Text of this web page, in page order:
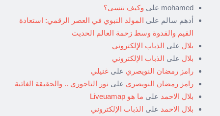
mohamed على وكيف ننسى؟
أدهم سالم على المولد النبوي في العصر الرقمي: استعادة
القيم والقدوة وسط زحمة العالم الحديث
بلال على الذباب الإلكتروني
بلال على الذباب الإلكتروني
رامز رمضان النويصري على غنيلي
رامز رمضان النويصري على نور التاجوري .. والحقيقة الغائبة
بلال الاحمد على ما هو Liveuamap
بلال الاحمد على الذباب الإلكتروني